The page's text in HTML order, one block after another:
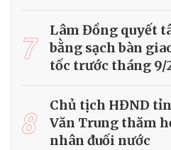
7
Lâm Đồng quyết
bằng sạch bàn
tốc trước tháng 9/
8
Chủ tịch HĐND
Văn Trung thăm
nhân đuối nước